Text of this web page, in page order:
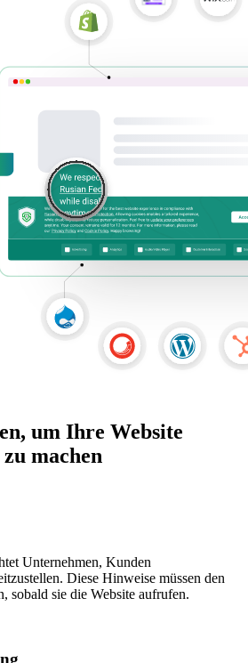
um Ihre Website
machen
Unternehmen, Kunden
Diese Hinweise müssen den
sobald sie die Website aufrufen.